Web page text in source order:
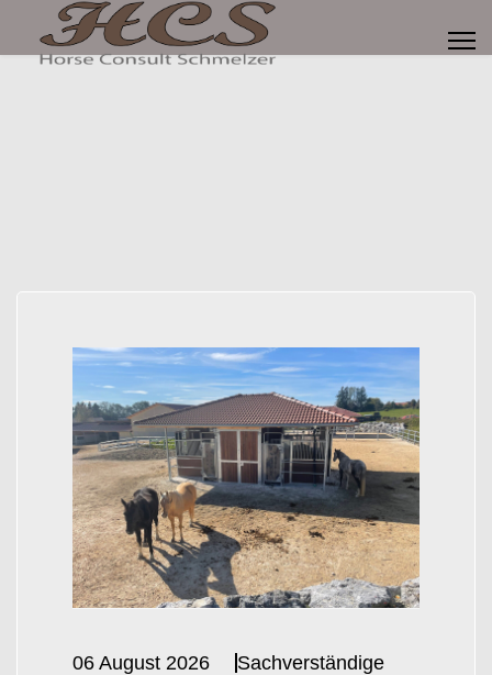
06 August 2026 Sachverständige